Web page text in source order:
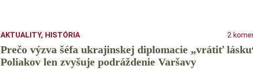
AKTUALITY, HISTÓRIA 2
Prečo výzva šéfa ukrajinskej diplomacie „vrátiť
Poliakov len zvyšuje podráždenie Varšavy